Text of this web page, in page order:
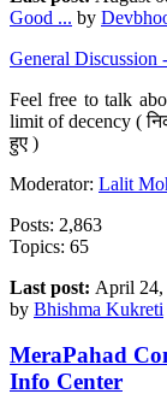
Good ... by
General Discussion -
Feel free to talk
limit of decency (
हुए )
Moderator: Lalit
Posts: 2,863
Topics: 65
Last post: April 24,
by Bhishma Kukreti
MeraPahad
Info Center